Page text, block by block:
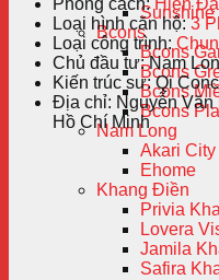
Sunshine
Bcons
Bcons
Bcons
Bcons
Bcons
Nam Long
Akari City
Ehome
Khang Điền
Privia
Lovera
Jamila
Safira
Loại hình căn hộ:3
Loại công trình:
Chủ đầu tư:Nam
Kiến trúc sư:Qi
Địa chỉ: Nguyễn
Hồ Chí Minh